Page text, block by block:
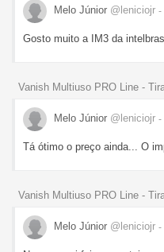
Melo Júnior @leniciojr -
Gosto muito a IM3 da intelbras.
Vanish Multiuso PRO Line -
Melo Júnior @leniciojr -
Tá ótimo o preço ainda... O
Vanish Multiuso PRO Line -
Melo Júnior @leniciojr -